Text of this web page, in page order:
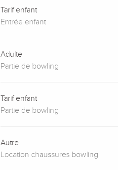
Tarif enfant
Entrée enfant
Adulte
Partie de bowling
Tarif enfant
Partie de bowling
Autre
Location chaussures bowling